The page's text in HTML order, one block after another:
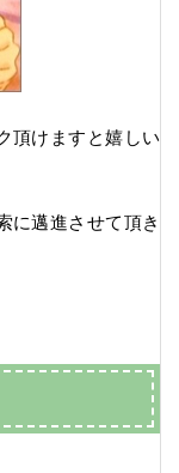
頂けますと嬉しい
に邁進させて頂き